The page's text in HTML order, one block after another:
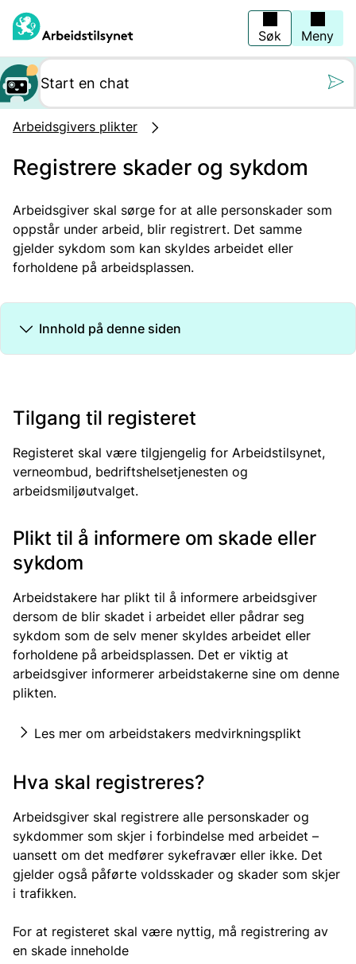
hovedinnhold
Søk Meny
Arbeidsgivers plikter
Registrere skader og sykdom
Arbeidsgiver skal sørge for at alle personskader som
oppstår under arbeid, blir registrert. Det samme
gjelder sykdom som kan skyldes arbeidet eller
forholdene på arbeidsplassen.
Innhold på denne siden
Tilgang til registeret
Registeret skal være tilgjengelig for Arbeidstilsynet,
verneombud, bedriftshelsetjenesten og
arbeidsmiljøutvalget.
Plikt til å informere om skade eller
sykdom
Arbeidstakere har plikt til å informere arbeidsgiver
dersom de blir skadet i arbeidet eller pådrar seg
sykdom som de selv mener skyldes arbeidet eller
forholdene på arbeidsplassen. Det er viktig at
arbeidsgiver informerer arbeidstakerne sine om denne
plikten.
Les mer om arbeidstakers medvirkningsplikt
Hva skal registreres?
Arbeidsgiver skal registrere alle personskader og
sykdommer som skjer i forbindelse med arbeidet –
uansett om det medfører sykefravær eller ikke. Det
gjelder også påførte voldsskader og skader som skjer
i trafikken.
For at registeret skal være nyttig, må registrering av
en skade inneholde